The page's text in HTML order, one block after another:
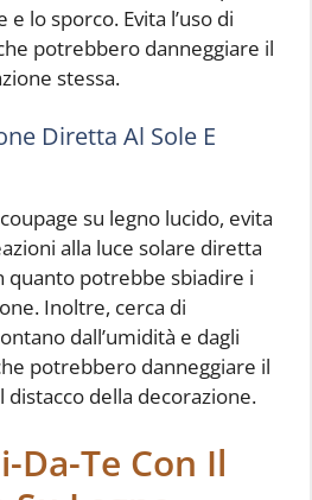
lo sporco. Evita l’uso di
potrebbero danneggiare il
stessa.
Diretta Al Sole E
su legno lucido, evita
alla luce solare diretta
quanto potrebbe sbiadire i
Inoltre, cerca di
dall’umidità e dagli
potrebbero danneggiare il
distacco della decorazione.
Da-Te Con Il